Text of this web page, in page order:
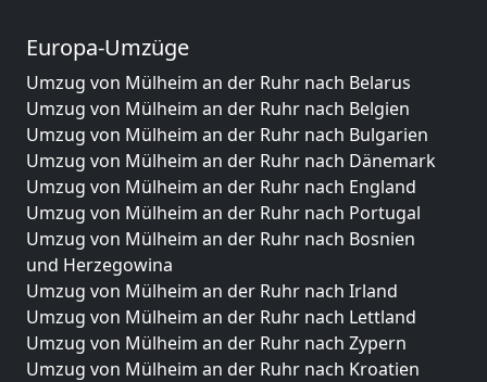
Europa-Umzüge
Umzug von Mülheim an der Ruhr nach Belarus
Umzug von Mülheim an der Ruhr nach Belgien
Umzug von Mülheim an der Ruhr nach Bulgarien
Umzug von Mülheim an der Ruhr nach Dänemark
Umzug von Mülheim an der Ruhr nach England
Umzug von Mülheim an der Ruhr nach Portugal
Umzug von Mülheim an der Ruhr nach Bosnien
und Herzegowina
Umzug von Mülheim an der Ruhr nach Irland
Umzug von Mülheim an der Ruhr nach Lettland
Umzug von Mülheim an der Ruhr nach Zypern
Umzug von Mülheim an der Ruhr nach Kroatien